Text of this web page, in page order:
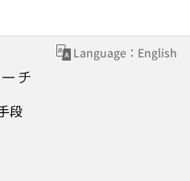
Language：English
段